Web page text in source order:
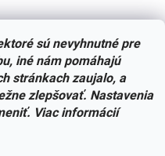
sú nevyhnutné pre
iné nám pomáhajú
stránkach zaujalo, a
zlepšovať. Nastavenia
Viac informácií